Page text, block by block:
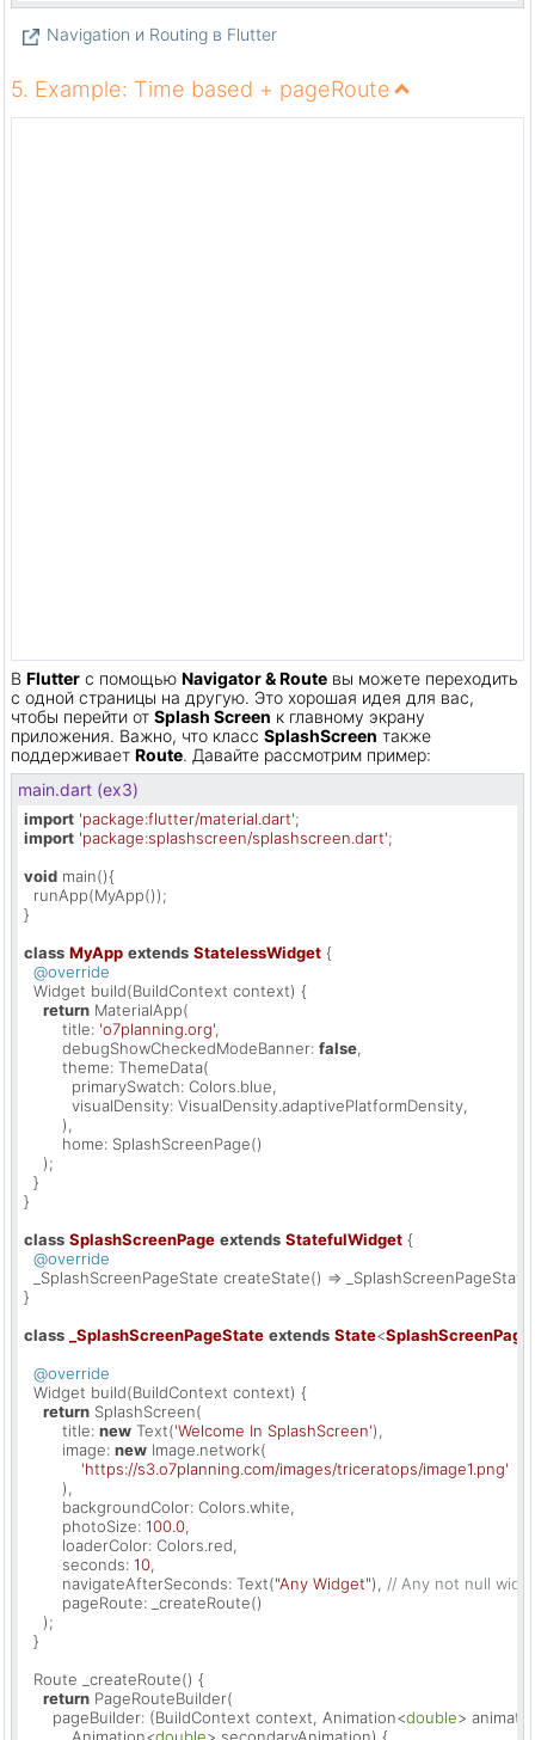
Navigation и Routing в Flutter
5. Example: Time based + pageRoute
В Flutter с помощью Navigator & Route вы можете переходить
с одной страницы на другую. Это хорошая идея для вас,
чтобы перейти от Splash Screen к главному экрану
приложения. Важно, что класс SplashScreen также
поддерживает Route. Давайте рассмотрим пример:
main.dart (ex3)
import 'package:flutter/material.dart'
import 'package:splashscreen/splashscreen.dart';
void main(){
  runApp(MyApp());
}
class MyApp extends StatelessWidget {
@override
  Widget build(BuildContext context) {
return MaterialApp(
        title:
'o7planning.org',
        debugShowCheckedModeBanner:
false,
        theme: ThemeData(
          primarySwatch: Colors.blue,
          visualDensity: VisualDensity.adaptivePlatformDensity,
        ),
        home: SplashScreenPage()
    );
  }
}
class SplashScreenPage extends StatefulWidget {
@override
_SplashScreenPageState createState() =>
}
class
_SplashScreenPageState extends State<SplashScreenPage
@override
  Widget build(BuildContext context) {
return SplashScreen(
        title:
new Text('Welcome In SplashScreen'),
        image:
new Image.network(
'https://s3.o7planning.com/images/triceratops/image1.png'
        ),
        backgroundColor: Colors.white,
        photoSize:
100.0,
        loaderColor: Colors.red,
        seconds:
10,
        navigateAfterSeconds: Text(
"Any Widget"), // Any not null
        pageRoute: _createRoute()
    );
  }
  Route _createRoute() {
return PageRouteBuilder(
      pageBuilder: (BuildContext context, Animation<
double>
          Animation<
double> secondaryAnimation) {